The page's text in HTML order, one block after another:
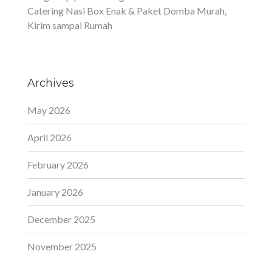
Catering Nasi Box Enak & Paket Domba Murah,
Kirim sampai Rumah
Archives
May 2026
April 2026
February 2026
January 2026
December 2025
November 2025